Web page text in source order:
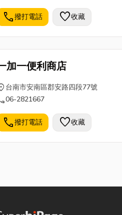
call撥打電話 favorite收藏
加一便利商店
台南市安南區郡安路四段77號
06-2821667
call撥打電話 favorite收藏